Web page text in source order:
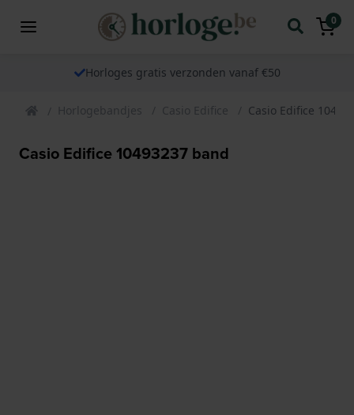
0
Horloges gratis verzonden vanaf €50
Horlogebandjes Casio Edifice Casio Edifice
Casio Edifice 10493237 band